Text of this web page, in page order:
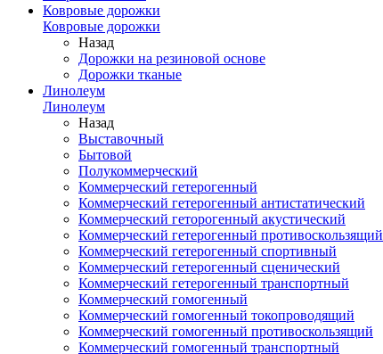
Ковровые дорожки
Ковровые дорожки
Назад
Дорожки на резиновой основе
Дорожки тканые
Линолеум
Линолеум
Назад
Выставочный
Бытовой
Полукоммерческий
Коммерческий гетерогенный
Коммерческий гетерогенный антистатический
Коммерческий геторогенный акустический
Коммерческий гетерогенный противоскользящий
Коммерческий гетерогенный спортивный
Коммерческий гетерогенный сценический
Коммерческий гетерогенный транспортный
Коммерческий гомогенный
Коммерческий гомогенный токопроводящий
Коммерческий гомогенный противоскользящий
Коммерческий гомогенный транспортный